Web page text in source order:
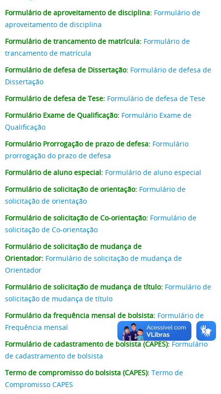
Formulário de aproveitamento de disciplina: Formulário de
aproveitamento de disciplina
Formulário de trancamento de matrícula: Formulário de
trancamento de matrícula
Formulário de defesa de Dissertação: Formulário de defesa de
Dissertação
Formulário de defesa de Tese: Formulário de defesa de Tese
Formulário Exame de Qualificação: Formulário Exame de
Qualificação
Formulário Prorrogação de prazo de defesa: Formulário
prorrogação do prazo de defesa
Formulário de aluno especial: Formulário de aluno especial
Formulário de solicitação de orientação: Formulário de
solicitação de orientação
Formulário de solicitação de Co-orientação: Formulário de
solicitação de Co-orientação
Formulário de solicitação de mudança de
Orientador: Formulário de solicitação de mudança de
Orientador
Formulário de solicitação de mudança de título: Formulário de
solicitação de mudança de título
Formulário da frequência mensal de bolsista: Formulário de
Frequência mensal
Formulário de cadastramento de bolsista (CAPES): Formulário
de cadastramento de bolsista
Termo de compromisso do bolsista (CAPES): Termo de
Compromisso CAPES